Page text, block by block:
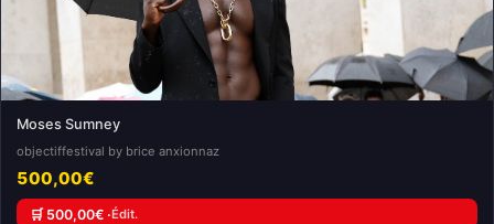
Moses Sumney
objectiffestival by brice anxionnaz
500,00€
🛒 500,00€ ·Édit.